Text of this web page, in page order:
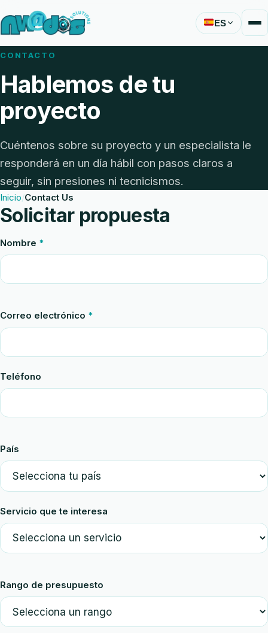
ES
CONTACTO
Hablemos de tu
proyecto
Cuéntenos sobre su proyecto y un especialista le
responderá en un día hábil con pasos claros a
seguir, sin presiones ni tecnicismos.
Inicio Contact Us
Solicitar propuesta
Nombre *
Correo electrónico *
Teléfono
País
Servicio que te interesa
Rango de presupuesto